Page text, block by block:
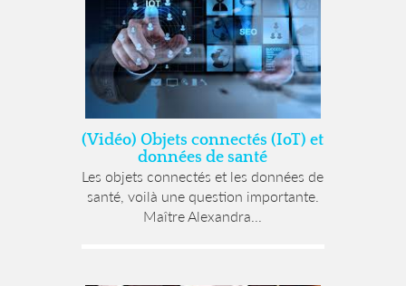
(Vidéo) Objets connectés (IoT) et
données de santé
Les objets connectés et les données de
santé, voilà une question importante.
Maître Alexandra...